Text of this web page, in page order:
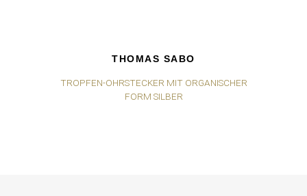
THOMAS SABO
TROPFEN-OHRSTECKER MIT ORGANISCHER
FORM SILBER